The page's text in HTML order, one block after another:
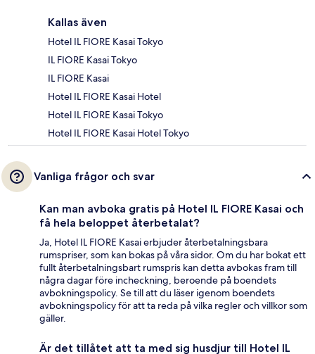
Kallas även
Hotel IL FIORE Kasai Tokyo
IL FIORE Kasai Tokyo
IL FIORE Kasai
Hotel IL FIORE Kasai Hotel
Hotel IL FIORE Kasai Tokyo
Hotel IL FIORE Kasai Hotel Tokyo
Vanliga frågor och svar
Kan man avboka gratis på Hotel IL FIORE Kasai och
få hela beloppet återbetalat?
Ja, Hotel IL FIORE Kasai erbjuder återbetalningsbara
rumspriser, som kan bokas på våra sidor. Om du har bokat ett
fullt återbetalningsbart rumspris kan detta avbokas fram till
några dagar före incheckning, beroende på boendets
avbokningspolicy. Se till att du läser igenom boendets
avbokningspolicy för att ta reda på vilka regler och villkor som
gäller.
Är det tillåtet att ta med sig husdjur till Hotel IL